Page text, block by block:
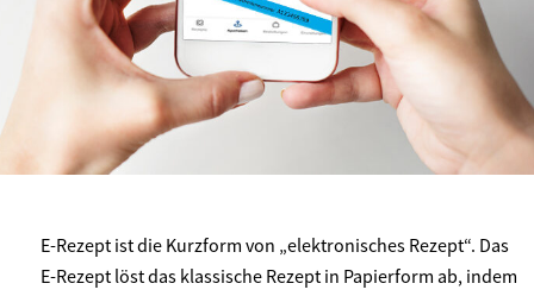
E-Rezept ist die Kurzform von „elektronisches Rezept“. Das
E-Rezept löst das klassische Rezept in Papierform ab, indem